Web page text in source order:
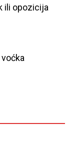
ili opozicija
voćka